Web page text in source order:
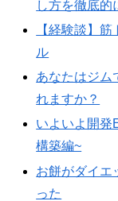
し方を徹底的
【経験談】
ル
あなたはジム
れますか？
いよいよ開発
構築編~
お餅がダイエ
った